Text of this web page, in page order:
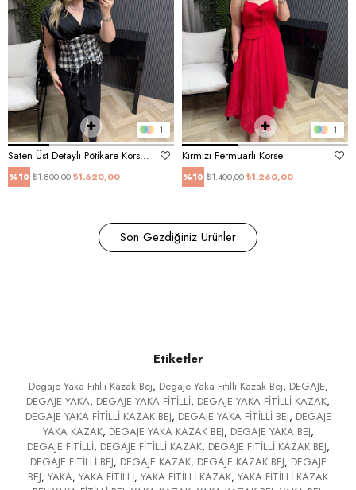
1
Saten Üst Detaylı Pötikare Korse Bluz
%10 ₺1.620,00
₺1.800,00
1
Kırmızı Fermuarlı Korse
%10 ₺1.260,00
₺1.400,00
Son Gezdiğiniz Ürünler
Etiketler
Degaje Yaka Fitilli Kazak Bej, Degaje Yaka Fitilli Kazak Bej, DEGAJE,
DEGAJE YAKA, DEGAJE YAKA FİTİLLİ, DEGAJE YAKA FİTİLLİ KAZAK,
DEGAJE YAKA FİTİLLİ KAZAK BEJ, DEGAJE YAKA FİTİLLİ BEJ, DEGAJE
YAKA KAZAK, DEGAJE YAKA KAZAK BEJ, DEGAJE YAKA BEJ,
DEGAJE FİTİLLİ, DEGAJE FİTİLLİ KAZAK, DEGAJE FİTİLLİ KAZAK BEJ,
DEGAJE FİTİLLİ BEJ, DEGAJE KAZAK, DEGAJE KAZAK BEJ, DEGAJE
BEJ, YAKA, YAKA FİTİLLİ, YAKA FİTİLLİ KAZAK, YAKA FİTİLLİ KAZAK